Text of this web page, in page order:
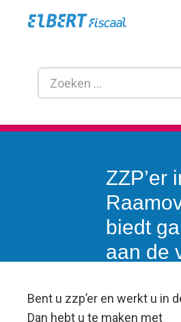
ZZP’er
biedt
aan de
Bent u zzp’er en werkt u in
Dan hebt u te maken met